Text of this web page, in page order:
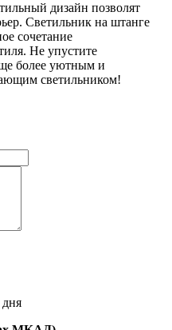
дизайн позволят
Светильник на штанге
сочетание
Не упустите
более уютным и
светильником!
дня